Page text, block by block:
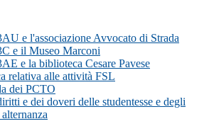
e l'associazione Avvocato di Strada
e il Museo Marconi
e la biblioteca Cesare Pavese
relativa alle attività FSL
dei PCTO
e dei doveri delle studentesse e degli